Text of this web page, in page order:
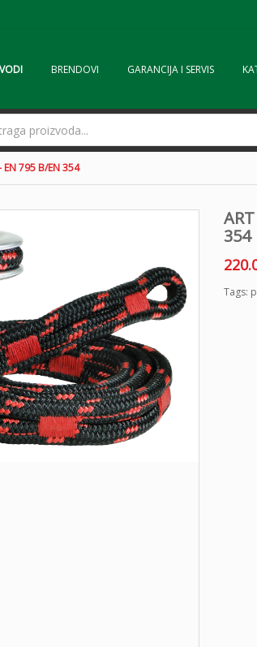
BRENDOVI GARANCIJA I SERVIS
795 B/EN 354
354
Tags: